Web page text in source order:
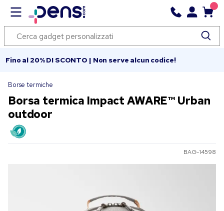
Fino al 20% DI SCONTO | Non serve alcun codice!
Borse termiche
Borsa termica Impact AWARE™ Urban
outdoor
BAG-14598